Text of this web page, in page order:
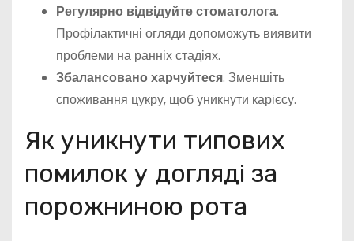
Регулярно відвідуйте стоматолога.
Профілактичні огляди допоможуть виявити
проблеми на ранніх стадіях.
Збалансовано харчуйтеся. Зменшіть
споживання цукру, щоб уникнути карієсу.
Як уникнути типових
помилок у догляді за
порожниною рота